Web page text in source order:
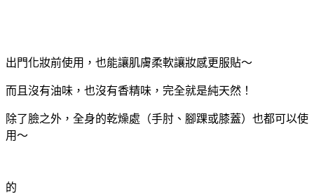
出門化妝前使用，也能讓肌膚柔軟讓妝感更服貼～
而且沒有油味，也沒有香精味，完全就是純天然！
除了臉之外，全身的乾燥處（手肘、腳踝或膝蓋）也都可以使
用～
的